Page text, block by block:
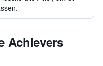
Achievers